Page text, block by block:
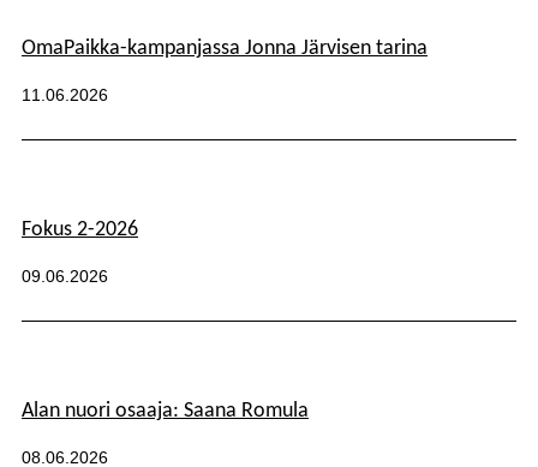
OmaPaikka-kampanjassa Jonna Järvisen tarina
Julkaistu:
11.06.2026
Kategoriat:
Fokus 2-2026
Julkaistu:
09.06.2026
Kategoriat:
Alan nuori osaaja: Saana Romula
Julkaistu:
08.06.2026